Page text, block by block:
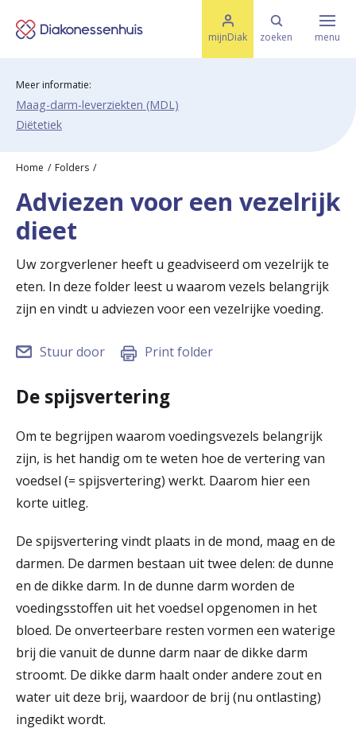
mijnDiak zoeken
M
e
menu
Specialismen & Afdelingen
Uw bezoek
Spoed
Werken & Leren bij
Zorgverleners
Meer informatie:
Maag-darm-leverziekten (MDL)
Diëtetiek
Home Folders
Adviezen voor een vezelrijk
dieet
Uw zorgverlener heeft u geadviseerd om vezelrijk te
eten. In deze folder leest u waarom vezels belangrijk
zijn en vindt u adviezen voor een vezelrijke voeding.
Stuur door Print folder
De spijsvertering
Om te begrijpen waarom voedingsvezels belangrijk
zijn, is het handig om te weten hoe de vertering van
voedsel (= spijsvertering) werkt. Daarom hier een
korte uitleg.
De spijsvertering vindt plaats in de mond, maag en de
darmen. De darmen bestaan uit twee delen: de dunne
en de dikke darm. In de dunne darm worden de
voedingsstoffen uit het voedsel opgenomen in het
bloed. De onverteerbare resten vormen een waterige
brij die vanuit de dunne darm naar de dikke darm
stroomt. De dikke darm haalt onder andere zout en
water uit deze brij, waardoor de brij (nu ontlasting)
ingedikt wordt.